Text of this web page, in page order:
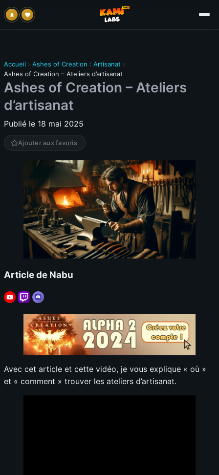
Accueil › Ashes of Creation : Artisanat ›
Ashes of Creation – Ateliers d’artisanat
Ashes of Creation – Ateliers
d’artisanat
Publié le 18 mai 2025
Ajouter aux favoris
Article de Nabu
Avec cet article et cette vidéo, je vous explique « où »
et « comment » trouver les ateliers d’artisanat.